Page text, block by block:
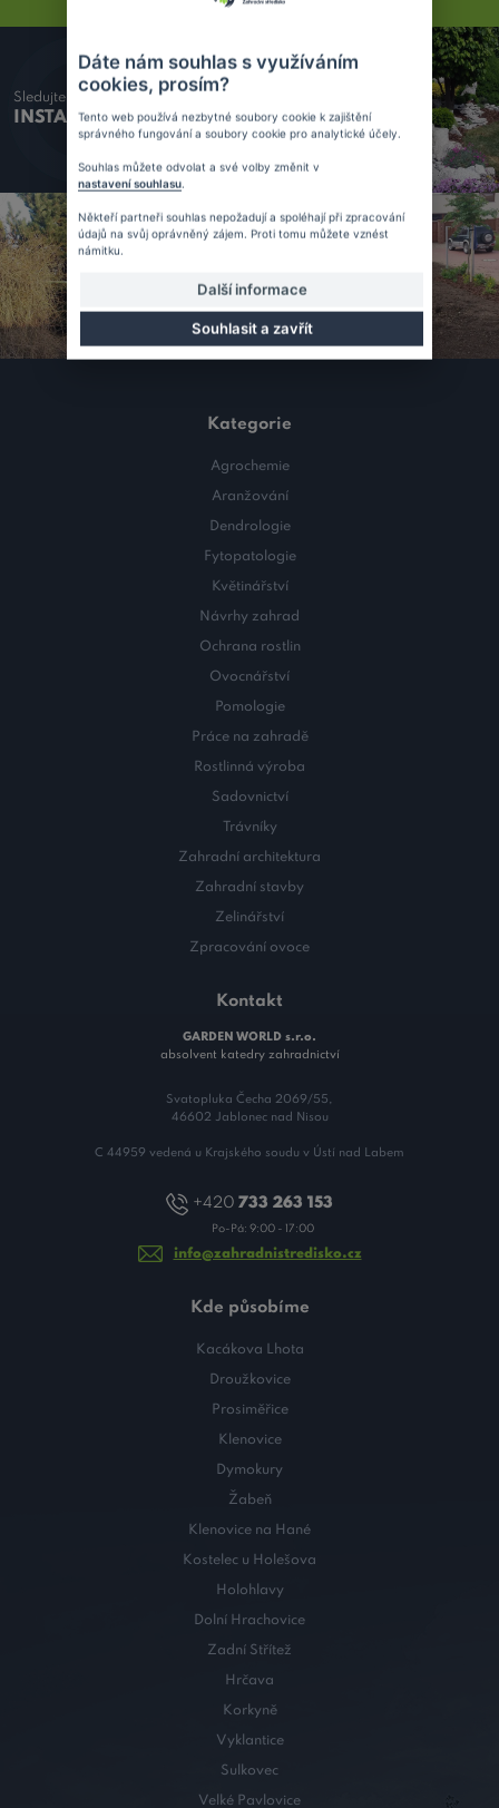
Sledujte náš
INSTAGRAM
Kategorie
Agrochemie
Aranžování
Dendrologie
Fytopatologie
Květinářství
Návrhy zahrad
Ochrana rostlin
Ovocnářství
Pomologie
Práce na zahradě
Rostlinná výroba
Sadovnictví
Trávníky
Zahradní architektura
Zahradní stavby
Zelinářství
Zpracování ovoce
Kontakt
GARDEN WORLD s.r.o.
absolvent katedry zahradnictví
Svatopluka Čecha 2069/55,
46602 Jablonec nad Nisou
C 44959 vedená u Krajského soudu v Ústí nad Labem
+420 733 263 153
Po-Pá: 9:00 - 17:00
info@zahradnistredisko.cz
Kde působíme
Kacákova Lhota
Droužkovice
Prosiměřice
Klenovice
Dymokury
Žabeň
Klenovice na Hané
Kostelec u Holešova
Holohlavy
Dolní Hrachovice
Zadní Střítež
Hrčava
Korkyně
Vyklantice
Sulkovec
Velké Pavlovice
Dáte nám souhlas s využíváním
cookies, prosím?
Tento web používá nezbytné soubory cookie k zajištění
správného fungování a soubory cookie pro analytické účely.
Souhlas můžete odvolat a své volby změnit v
nastavení souhlasu
Někteří partneři souhlas nepožadují a spoléhají při zpracování
údajů na svůj oprávněný zájem. Proti tomu můžete vznést
námitku.
Další informace
Souhlasit a zavřít